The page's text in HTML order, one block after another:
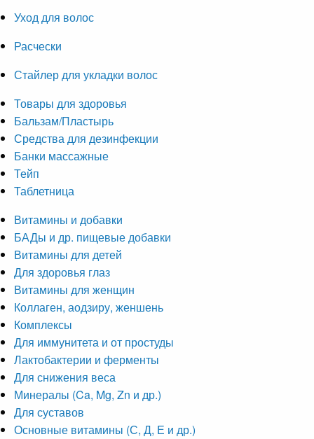
Уход для волос
Расчески
Стайлер для укладки волос
Товары для здоровья
Бальзам/Пластырь
Средства для дезинфекции
Банки массажные
Тейп
Таблетница
Витамины и добавки
БАДы и др. пищевые добавки
Витамины для детей
Для здоровья глаз
Витамины для женщин
Коллаген, аодзиру, женшень
Комплексы
Для иммунитета и от простуды
Лактобактерии и ферменты
Для снижения веса
Минералы (Ca, Mg, Zn и др.)
Для суставов
Основные витамины (С, Д, Е и др.)